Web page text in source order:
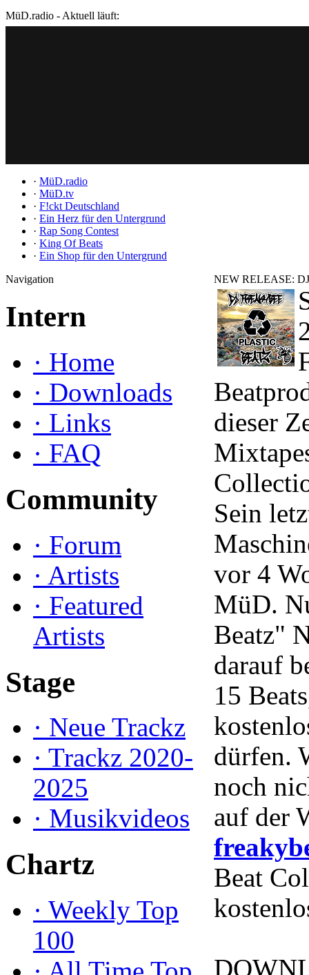
MüD.radio - Aktuell läuft:
· MüD.radio
· MüD.tv
· F!ckt Deutschland
· Ein Herz für den Untergrund
· Rap Song Contest
· King Of Beats
· Ein Shop für den Untergrund
Navigation
Intern
· Home
· Downloads
· Links
· FAQ
Community
· Forum
· Artists
· Featured
Artists
Stage
· Neue Trackz
· Trackz 2020-
2025
· Musikvideos
Chartz
· Weekly Top
100
NEW RELEASE:
dieser
Sein
vor 4
MüD.
Beatz"
darauf
15
dürfen.
noch
auf der
Beat